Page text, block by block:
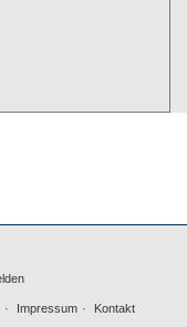
Impressum
Kontakt